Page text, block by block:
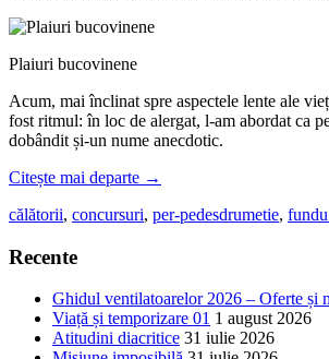
Plaiuri bucovinene
Acum, mai înclinat spre aspectele lente ale
fost ritmul: în loc de alergat, l-am abordat ca
dobândit și-un nume anecdotic.
Citește mai departe →
călătorii, concursuri, per-pedesdrumetie,
Recente
Ghidul ventilatoarelor 2026 – Oferte și
Viață și temporizare 01 1 august 2026
Atitudini diacritice 31 iulie 2026